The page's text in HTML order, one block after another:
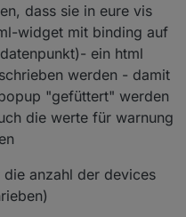
dass sie in eure vis
widget mit binding auf
ein html
werden - damit
"gefüttert" werden
die werte für warnung
anzahl der devices